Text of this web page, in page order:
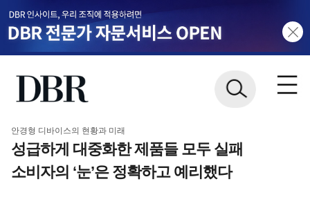
안경형 디바이스의 현황과 미래
성급하게 대중화한 제품들 모두 실패
소비자의 ‘눈’은 정확하고 예리했다